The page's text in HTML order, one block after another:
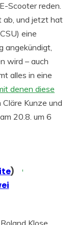
Scooter reden.
ab, und jetzt hat
eine
angekündigt,
wird – auch
alles in eine
denen diese
Kunze und
20.8. um 6
)